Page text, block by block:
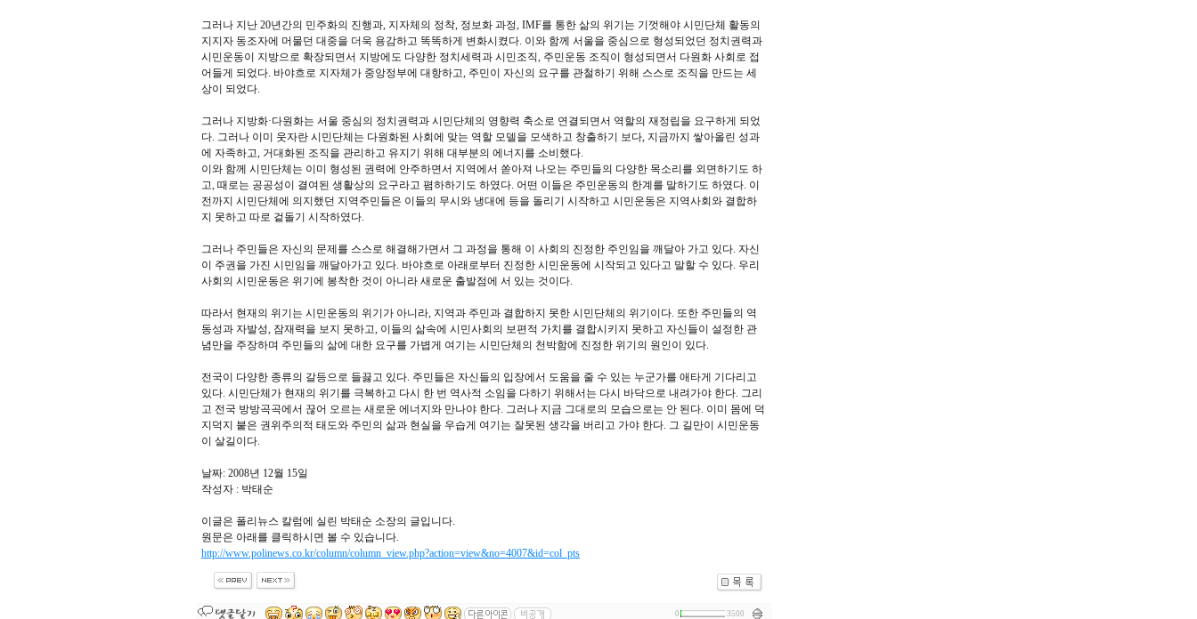
그러나 지난 20년간의 민주화의 진행과, 지자체의 정착, 정보화 과정, IMF를 통한 삶의 위기는 기껏해야 시민단체 활동의
지지자 동조자에 머물던 대중을 더욱 용감하고 똑똑하게 변화시켰다. 이와 함께 서울을 중심으로 형성되었던 정치권력과
시민운동이 지방으로 확장되면서 지방에도 다양한 정치세력과 시민조직, 주민운동 조직이 형성되면서 다원화 사회로 접
어들게 되었다. 바야흐로 지자체가 중앙정부에 대항하고, 주민이 자신의 요구를 관철하기 위해 스스로 조직을 만드는 세
상이 되었다.
그러나 지방화·다원화는 서울 중심의 정치권력과 시민단체의 영향력 축소로 연결되면서 역할의 재정립을 요구하게 되었
다. 그러나 이미 웃자란 시민단체는 다원화된 사회에 맞는 역할 모델을 모색하고 창출하기 보다, 지금까지 쌓아올린 성과
에 자족하고, 거대화된 조직을 관리하고 유지기 위해 대부분의 에너지를 소비했다.
이와 함께 시민단체는 이미 형성된 권력에 안주하면서 지역에서 쏟아져 나오는 주민들의 다양한 목소리를 외면하기도 하
고, 때로는 공공성이 결여된 생활상의 요구라고 폄하하기도 하였다. 어떤 이들은 주민운동의 한계를 말하기도 하였다. 이
전까지 시민단체에 의지했던 지역주민들은 이들의 무시와 냉대에 등을 돌리기 시작하고 시민운동은 지역사회와 결합하
지 못하고 따로 겉돌기 시작하였다.
그러나 주민들은 자신의 문제를 스스로 해결해가면서 그 과정을 통해 이 사회의 진정한 주인임을 깨달아 가고 있다. 자신
이 주권을 가진 시민임을 깨달아가고 있다. 바야흐로 아래로부터 진정한 시민운동에 시작되고 있다고 말할 수 있다. 우리
사회의 시민운동은 위기에 봉착한 것이 아니라 새로운 출발점에 서 있는 것이다.
따라서 현재의 위기는 시민운동의 위기가 아니라, 지역과 주민과 결합하지 못한 시민단체의 위기이다. 또한 주민들의 역
동성과 자발성, 잠재력을 보지 못하고, 이들의 삶속에 시민사회의 보편적 가치를 결합시키지 못하고 자신들이 설정한 관
념만을 주장하며 주민들의 삶에 대한 요구를 가볍게 여기는 시민단체의 천박함에 진정한 위기의 원인이 있다.
전국이 다양한 종류의 갈등으로 들끓고 있다. 주민들은 자신들의 입장에서 도움을 줄 수 있는 누군가를 애타게 기다리고
있다. 시민단체가 현재의 위기를 극복하고 다시 한 번 역사적 소임을 다하기 위해서는 다시 바닥으로 내려가야 한다. 그리
고 전국 방방곡곡에서 끊어 오르는 새로운 에너지와 만나야 한다. 그러나 지금 그대로의 모습으로는 안 된다. 이미 몸에 덕
지덕지 붙은 권위주의적 태도와 주민의 삶과 현실을 우습게 여기는 잘못된 생각을 버리고 가야 한다. 그 길만이 시민운동
이 살길이다.
날짜: 2008년 12월 15일
작성자 : 박태순
이글은 폴리뉴스 칼럼에 실린 박태순 소장의 글입니다.
원문은 아래를 클릭하시면 볼 수 있습니다.
http://www.polinews.co.kr/column/column_view.php?action=view&no=4007&id=col_pts
0 3500